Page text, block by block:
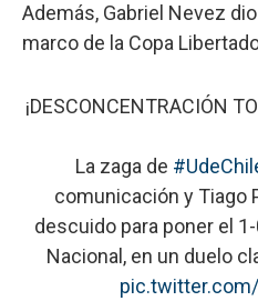
Además, Gabriel Nevez
marco de la Copa
¡DESCONCENTRACIÓN
La zaga de
comunicación y Tiago
descuido para poner el
Nacional, en un duelo